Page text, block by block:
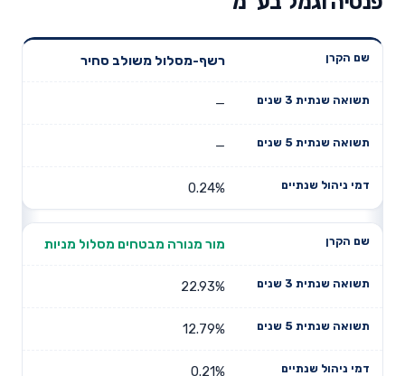
שנים
תשואה
רשף-מסלול משולב סחיר
—
—
0.24%
מור מנורה מבטחים מסלול מניות
22.93%
12.79%
0.21%